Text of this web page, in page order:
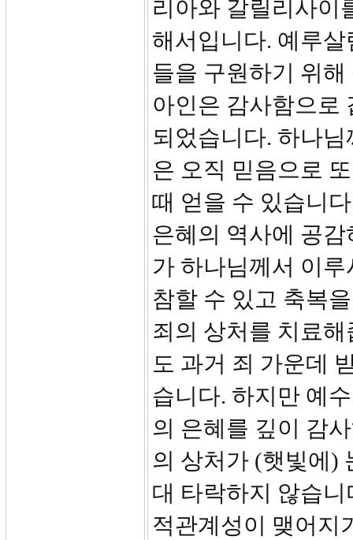
리아와 갈릴리사이
해서입니다. 예루
들을 구원하기 위
아인은 감사함으로
되었습니다. 하나
은 오직 믿음으로
때 얻을 수 있습니
은혜의 역사에 공
가 하나님께서 이
참할 수 있고 축복
죄의 상처를 치료
도 과거 죄 가운데
습니다. 하지만 예
의 은혜를 깊이 감
의 상처가 (햇빛에)
대 타락하지 않습
적관계성이 맺어지